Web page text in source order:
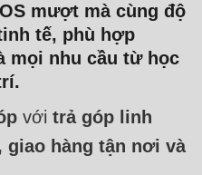
mượt mà cùng độ
tế, phù hợp
mọi nhu cầu từ học
với trả góp linh
hàng tận nơi và